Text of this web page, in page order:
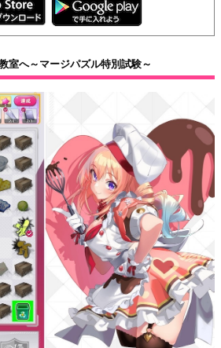
室へ～マージパズル特別試験～